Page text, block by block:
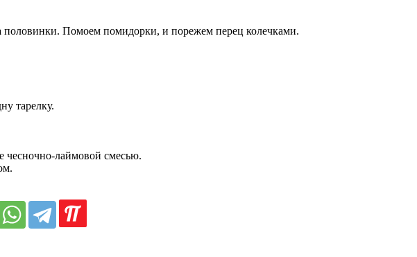
половинки. Помоем помидорки, и порежем перец колечками.
тарелку.
чесночно-лаймовой смесью.